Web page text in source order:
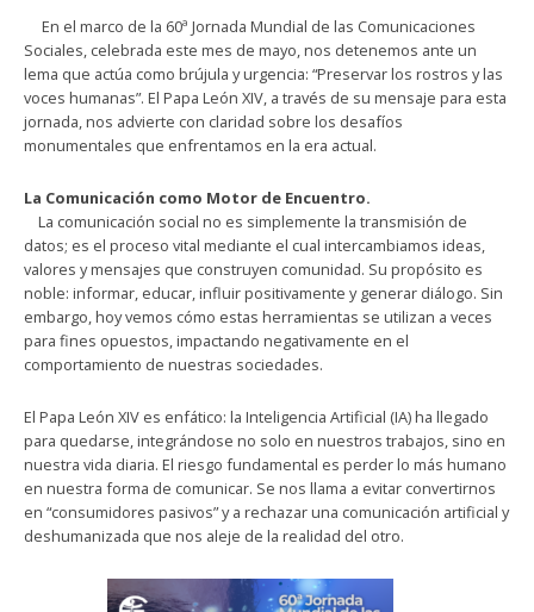
​En el marco de la 60ª Jornada Mundial de las Comunicaciones
Sociales, celebrada este mes de mayo, nos detenemos ante un
lema que actúa como brújula y urgencia: “Preservar los rostros y las
voces humanas”. El Papa León XIV, a través de su mensaje para esta
jornada, nos advierte con claridad sobre los desafíos
monumentales que enfrentamos en la era actual.
La Comunicación como Motor de Encuentro.
​ La comunicación social no es simplemente la transmisión de
datos; es el proceso vital mediante el cual intercambiamos ideas,
valores y mensajes que construyen comunidad. Su propósito es
noble: informar, educar, influir positivamente y generar diálogo. Sin
embargo, hoy vemos cómo estas herramientas se utilizan a veces
para fines opuestos, impactando negativamente en el
comportamiento de nuestras sociedades.
​El Papa León XIV es enfático: la Inteligencia Artificial (IA) ha llegado
para quedarse, integrándose no solo en nuestros trabajos, sino en
nuestra vida diaria. El riesgo fundamental es perder lo más humano
en nuestra forma de comunicar. Se nos llama a evitar convertirnos
en “consumidores pasivos” y a rechazar una comunicación artificial y
deshumanizada que nos aleje de la realidad del otro.